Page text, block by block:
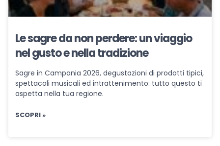
Le sagre da non perdere: un viaggio
nel gusto e nella tradizione
Sagre in Campania 2026, degustazioni di prodotti tipici,
spettacoli musicali ed intrattenimento: tutto questo ti
aspetta nella tua regione.
SCOPRI »